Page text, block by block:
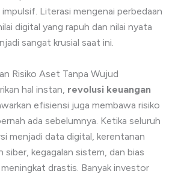
impulsif. Literasi mengenai perbedaan
digital yang rapuh dan nilai nyata
sangat krusial saat ini.
Risiko Aset Tanpa Wujud
hal instan, revolusi keuangan
efisiensi juga membawa risiko
ada sebelumnya. Ketika seluruh
menjadi data digital, kerentanan
siber, kegagalan sistem, dan bias
drastis. Banyak investor